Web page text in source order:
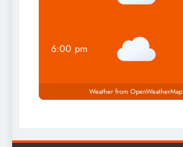
6:00 pm
Weather from OpenWeatherMap